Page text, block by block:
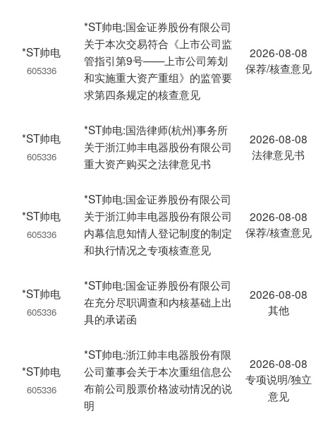
*ST帅电
605336
*ST帅电:国金证券股份有限公司
关于本次交易符合《上市公司监
管指引第9号——上市公司筹划
和实施重大资产重组》的监管要
求第四条规定的核查意见
2026-08-08
保荐/核查意见
*ST帅电
605336
*ST帅电:国浩律师(杭州)事务所
关于浙江帅丰电器股份有限公司
重大资产购买之法律意见书
2026-08-08
法律意见书
*ST帅电
605336
*ST帅电:国金证券股份有限公司
关于浙江帅丰电器股份有限公司
内幕信息知情人登记制度的制定
和执行情况之专项核查意见
2026-08-08
保荐/核查意见
*ST帅电
605336
*ST帅电:国金证券股份有限公司
在充分尽职调查和内核基础上出
具的承诺函
2026-08-08
其他
*ST帅电
605336
*ST帅电:浙江帅丰电器股份有限
公司董事会关于本次重组信息公
布前公司股票价格波动情况的说
明
2026-08-08
专项说明/独立
意见